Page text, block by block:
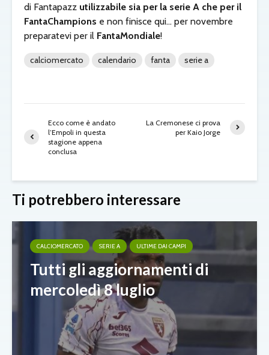
di Fantapazz utilizzabile sia per la serie A che per il
FantaChampions e non finisce qui… per novembre
preparatevi per il FantaMondiale!
calciomercato calendario fanta serie a
Ecco come è andato
l’Empoli in questa
stagione appena
conclusa
La Cremonese ci prova
per Kaio Jorge
Ti potrebbero interessare
CALCIOMERCATO SERIE A ULTIME DAI CAMPI
Tutti gli aggiornamenti di
mercoledì 8 luglio